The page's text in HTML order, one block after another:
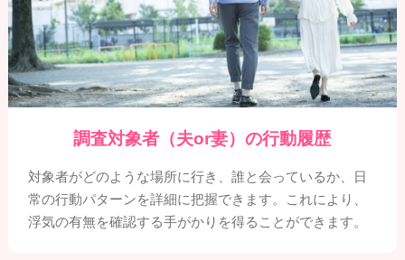
調査対象者（夫or妻）の行動履歴
対象者がどのような場所に行き、誰と会っているか、日
常の行動パターンを詳細に把握できます。これにより、
浮気の有無を確認する手がかりを得ることができます。